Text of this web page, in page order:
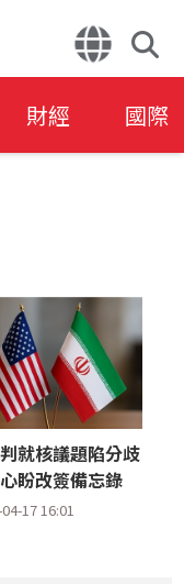
財經 國際
就核議題陷分歧
盼改簽備忘錄
17 16:01